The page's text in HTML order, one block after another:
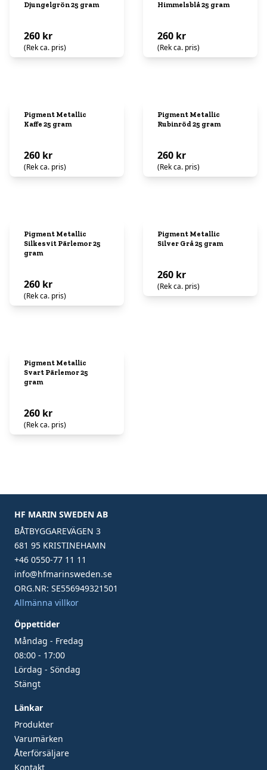
Djungelgrön 25 gram
260 kr
(Rek ca. pris)
Himmelsblå 25 gram
260 kr
(Rek ca. pris)
Pigment Metallic
Kaffe 25 gram
260 kr
(Rek ca. pris)
Pigment Metallic
Rubinröd 25 gram
260 kr
(Rek ca. pris)
Pigment Metallic
Silkesvit Pärlemor 25
gram
260 kr
(Rek ca. pris)
Pigment Metallic
Silver Grå 25 gram
260 kr
(Rek ca. pris)
Pigment Metallic
Svart Pärlemor 25
gram
260 kr
(Rek ca. pris)
HF MARIN SWEDEN AB
BÅTBYGGAREVÄGEN 3
681 95 KRISTINEHAMN
+46 0550-77 11 11
info@hfmarinsweden.se
ORG.NR: SE556949321501
Allmänna villkor
Öppettider
Måndag - Fredag
08:00 - 17:00
Lördag - Söndag
Stängt
Länkar
Produkter
Varumärken
Återförsäljare
Kontakt